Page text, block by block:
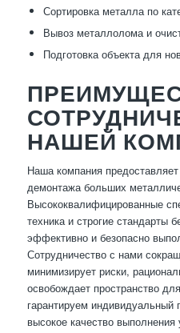
Сортировка металла по
Вывоз металлолома и
Подготовка объекта для
НАШЕЙ
Наша компания
демонтажа больших
Высококвалифицированные
техника и строгие стандарты
эффективно и безопасно
Сотрудничество с нами
минимизирует риски,
освобождает пространство
гарантируем
высокое качество выполнения